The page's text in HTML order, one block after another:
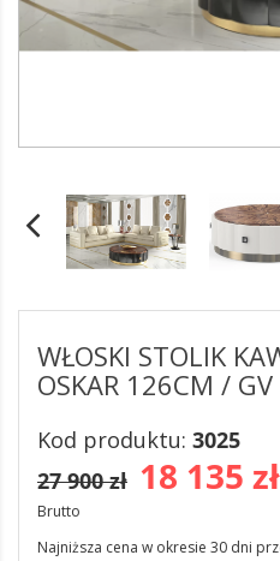
WŁOSKI STOLIK
OSKAR 126CM / GV
Kod produktu: 3025
18 135 zł
27 900 zł
Brutto
Najniższa cena w okresie 30 dni